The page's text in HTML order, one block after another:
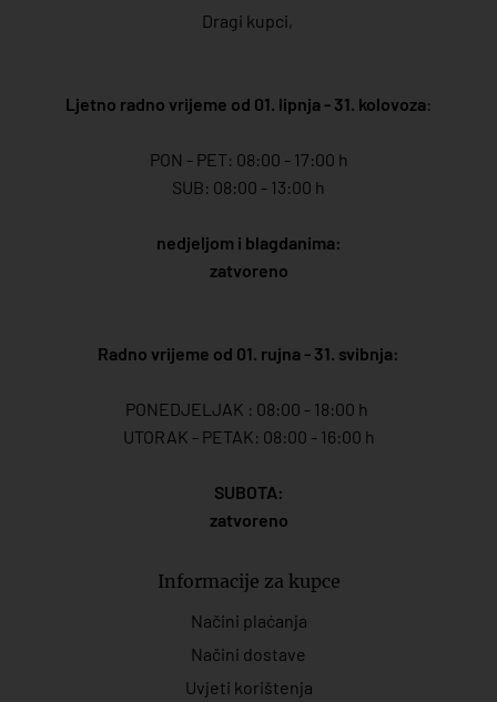
Dragi kupci,
Ljetno radno vrijeme od 01. lipnja - 31. kolovoza:
PON - PET: 08:00 - 17:00 h
SUB: 08:00 - 13:00 h
nedjeljom i blagdanima:
zatvoreno
Radno vrijeme od 01. rujna - 31. svibnja:
PONEDJELJAK : 08:00 - 18:00 h
UTORAK - PETAK: 08:00 - 16:00 h
SUBOTA:
zatvoreno
Informacije za kupce
Načini plaćanja
Načini dostave
Uvjeti korištenja